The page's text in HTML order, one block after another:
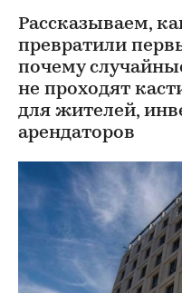
Рассказываем,
превратили
почему
не проходят
для жителей,
арендаторов